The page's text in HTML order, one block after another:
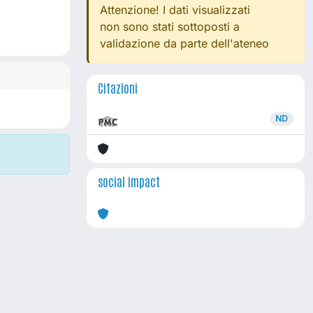
Attenzione! I dati visualizzati
non sono stati sottoposti a
validazione da parte dell'ateneo
Citazioni
ND
social impact